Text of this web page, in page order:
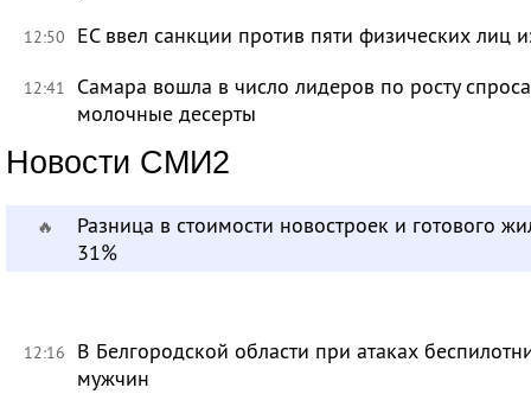
12:50 ЕС ввел санкции против пяти физических лиц
12:41
Самара вошла в число лидеров по росту
молочные десерты
Новости СМИ2
🔥
Разница в стоимости новостроек и готового
31%
12:16
В Белгородской области при атаках
мужчин